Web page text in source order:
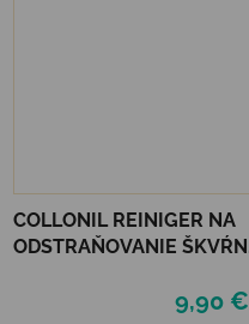
COLLONIL REINIGER NA
ODSTRAŇOVANIE ŠKVŔN
9,90 €